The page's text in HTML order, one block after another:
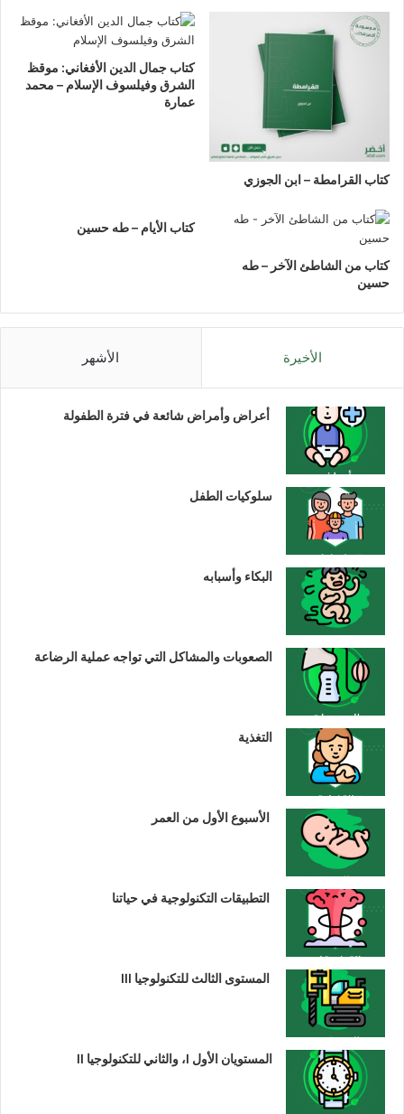
كتاب القرامطة – ابن الجوزي
كتاب جمال الدين الأفغاني: موقظ
الشرق وفيلسوف الإسلام – محمد
عمارة
كتاب من الشاطئ الآخر – طه
حسين
كتاب الأيام – طه حسين
الأخيرة الأشهر
أعراض وأمراض شائعة في فترة الطفولة
سلوكيات الطفل
البكاء وأسبابه
الصعوبات والمشاكل التي تواجه عملية الرضاعة
التغذية
الأسبوع الأول من العمر
التطبيقات التكنولوجية في حياتنا
المستوى الثالث للتكنولوجيا III
المستويان الأول I، والثاني للتكنولوجيا II